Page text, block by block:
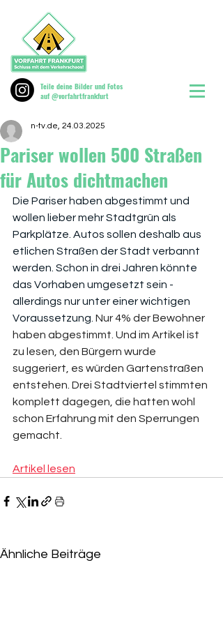
Teile deine Bilder und Fotos
auf @vorfahrtfrankfurt
Pariser wollen 500 Straßen
für Autos dichtmachen
n-tv.de, 24.03.2025
Die Pariser haben abgestimmt und
wollen lieber mehr Stadtgrün als
Parkplätze. Autos sollen deshalb aus
etlichen Straßen der Stadt verbannt
werden. Schon in drei Jahren könnte
das Vorhaben umgesetzt sein -
allerdings nur unter einer wichtigen
Voraussetzung. Nur 4% der Bewohner
haben abgestimmt. Und im Artikel ist
zu lesen, den Bürgern wurde
suggeriert, es würden Gartenstraßen
entstehen. Drei Stadtviertel stimmten
komplett dagegen, die hatten wohl
schon Erfahrung mit den Sperrungen
gemacht.
Artikel lesen
Ähnliche Beiträge